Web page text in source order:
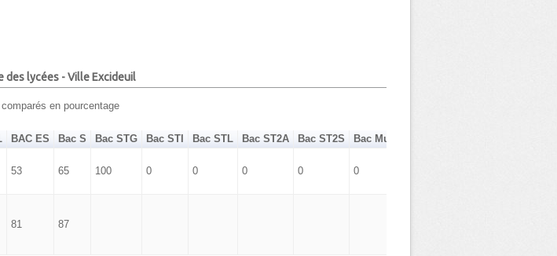
des lycées - Ville Excideuil
en pourcentage
BAC ES Bac S Bac STG Bac STI Bac STL Bac ST2A Bac ST2S Bac Musique Danse
53 65 100 0 0 0 0 0
81 87